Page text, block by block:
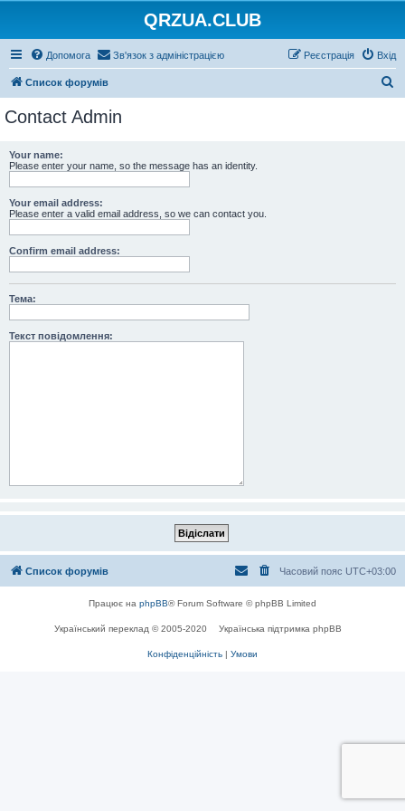
QRZUA.CLUB
Допомога Зв'язок з адміністрацією Вхід
Реєстрація
Список форумів
Contact Admin
Your name:
Please enter your name, so the message has an identity.
Your email address:
Please enter a valid email address, so we can contact you.
Confirm email address:
Тема:
Текст повідомлення:
Список форумів Часовий пояс UTC+03:00
Працює на phpBB® Forum Software © phpBB Limited
Український переклад © 2005-2020 Українська підтримка phpBB
Конфіденційність | Умови